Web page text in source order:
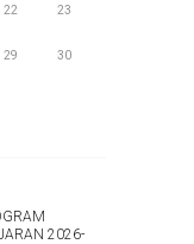
22 23
29 30
2026-